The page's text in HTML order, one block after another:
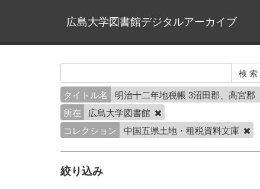
広島大学図書館デジタルアーカイブ
タイトル名
明治十二年地税帳 3沼田郡、高宮郡
所在
広島大学図書館
コレクション
中国五県土地・租税資料文庫
絞り込み